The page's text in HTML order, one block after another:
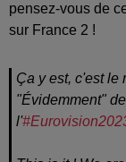
pensez-vous de
sur France 2 !
Ça y est, c'est le
"Évidemment" de
l'